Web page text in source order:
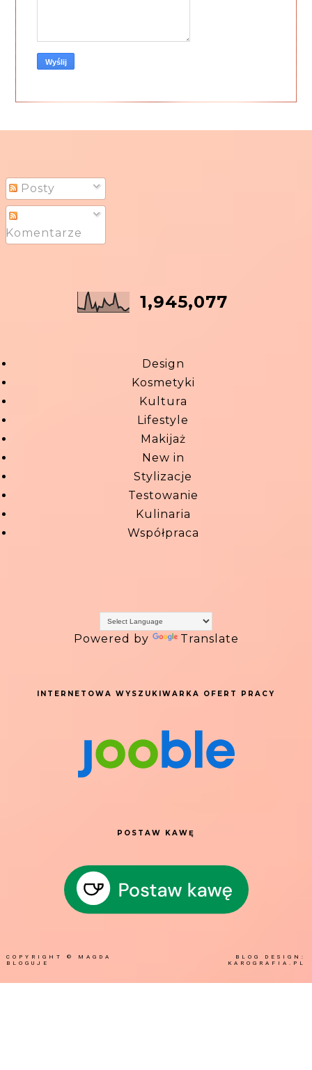
Posty
Komentarze
1,945,077
Design
Kosmetyki
Kultura
Lifestyle
Makijaż
New in
Stylizacje
Testowanie
Kulinaria
Współpraca
Powered by Translate
INTERNETOWA WYSZUKIWARKA OFERT PRACY
POSTAW KAWĘ
COPYRIGHT ©
MAGDA
BLOGUJE
BLOG DESIGN:
KAROGRAFIA.PL